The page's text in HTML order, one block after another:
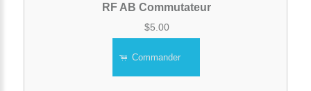
RF AB Commutateur
$5.00
Commander